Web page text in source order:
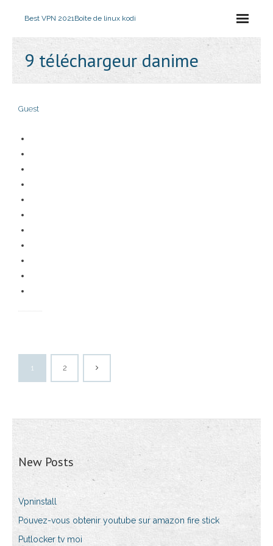
Best VPN 2021Boîte de linux kodi
9 téléchargeur danime
Guest
1 2
New Posts
Vpninstall
Pouvez-vous obtenir youtube sur amazon fire stick
Putlocker tv moi